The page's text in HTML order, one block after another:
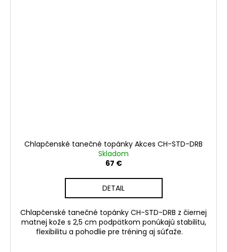
Chlapčenské tanečné topánky Akces CH-STD-DRB
Skladom
67 €
DETAIL
Chlapčenské tanečné topánky CH-STD-DRB z čiernej
matnej kože s 2,5 cm podpätkom ponúkajú stabilitu,
flexibilitu a pohodlie pre tréning aj súťaže.